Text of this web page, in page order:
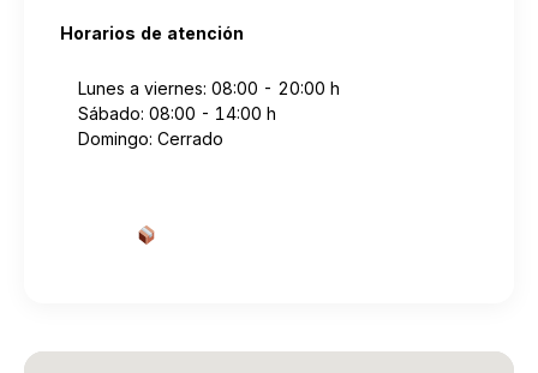
Horarios de atención
Lunes a viernes: 08:00 - 20:00 h
Sábado: 08:00 - 14:00 h
Domingo: Cerrado